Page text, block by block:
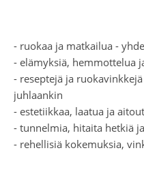
- ruokaa ja matkailua -
- elämyksiä, hemmottelua
- reseptejä ja
juhlaankin
- estetiikkaa, laatua ja
- tunnelmia, hitaita hetkiä
- rehellisiä kokemuksia,